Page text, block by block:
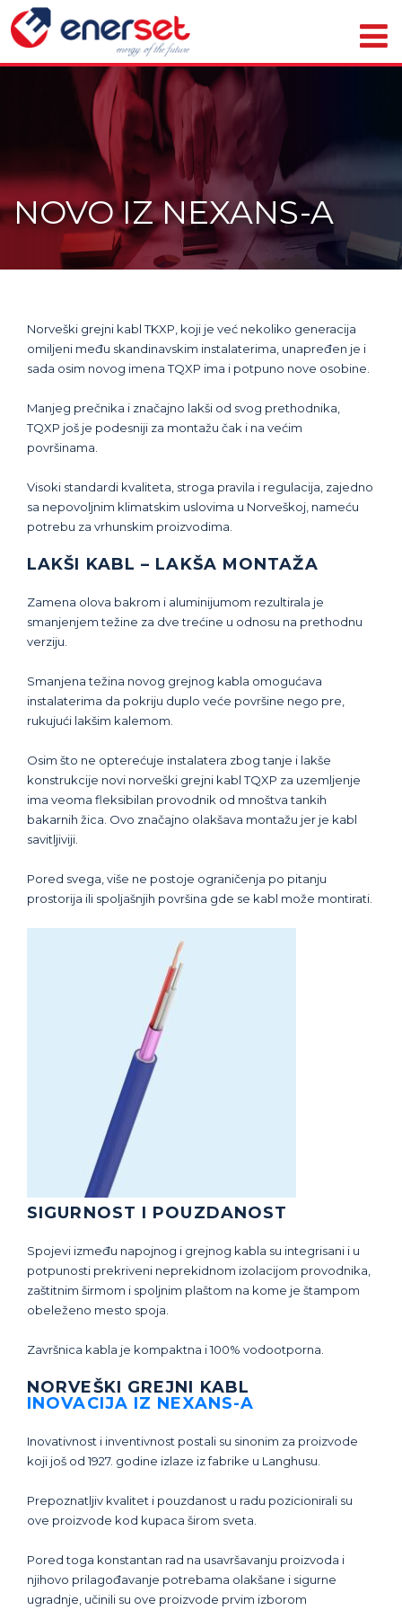
NOVO IZ NEXANS-A
Norveški grejni kabl TKXP, koji je već nekoliko generacija
omiljeni među skandinavskim instalaterima, unapređen je i
sada osim novog imena TQXP ima i potpuno nove osobine.
Manjeg prečnika i značajno lakši od svog prethodnika,
TQXP još je podesniji za montažu čak i na većim
površinama.
Visoki standardi kvaliteta, stroga pravila i regulacija, zajedno
sa nepovoljnim klimatskim uslovima u Norveškoj, nameću
potrebu za vrhunskim proizvodima.
LAKŠI KABL – LAKŠA MONTAŽA
Zamena olova bakrom i aluminijumom rezultirala je
smanjenjem težine za dve trećine u odnosu na prethodnu
verziju.
Smanjena težina novog grejnog kabla omogućava
instalaterima da pokriju duplo veće površine nego pre,
rukujući lakšim kalemom.
Osim što ne opterećuje instalatera zbog tanje i lakše
konstrukcije novi norveški grejni kabl TQXP za uzemljenje
ima veoma fleksibilan provodnik od mnoštva tankih
bakarnih žica. Ovo značajno olakšava montažu jer je kabl
savitljiviji.
Pored svega, više ne postoje ograničenja po pitanju
prostorija ili spoljašnjih površina gde se kabl može montirati.
SIGURNOST I POUZDANOST
Spojevi između napojnog i grejnog kabla su integrisani i u
potpunosti prekriveni neprekidnom izolacijom provodnika,
zaštitnim širmom i spoljnim plaštom na kome je štampom
obeleženo mesto spoja.
Završnica kabla je kompaktna i 100% vodootporna.
NORVEŠKI GREJNI KABL
INOVACIJA IZ NEXANS-A
Inovativnost i inventivnost postali su sinonim za proizvode
koji još od 1927. godine izlaze iz fabrike u Langhusu.
Prepoznatljiv kvalitet i pouzdanost u radu pozicionirali su
ove proizvode kod kupaca širom sveta.
Pored toga konstantan rad na usavršavanju proizvoda i
njihovo prilagođavanje potrebama olakšane i sigurne
ugradnje, učinili su ove proizvode prvim izborom